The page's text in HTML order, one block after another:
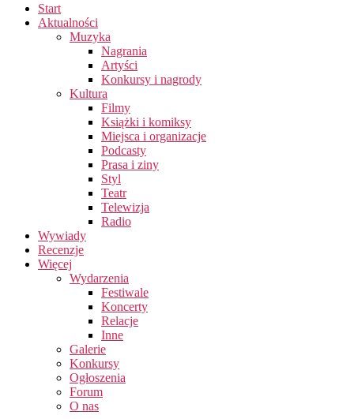
Start
Aktualności
Muzyka
Nagrania
Artyści
Konkursy i nagrody
Kultura
Filmy
Książki i komiksy
Miejsca i organizacje
Podcasty
Prasa i ziny
Styl
Teatr
Telewizja
Radio
Wywiady
Recenzje
Więcej
Wydarzenia
Festiwale
Koncerty
Relacje
Inne
Galerie
Konkursy
Ogłoszenia
Forum
O nas